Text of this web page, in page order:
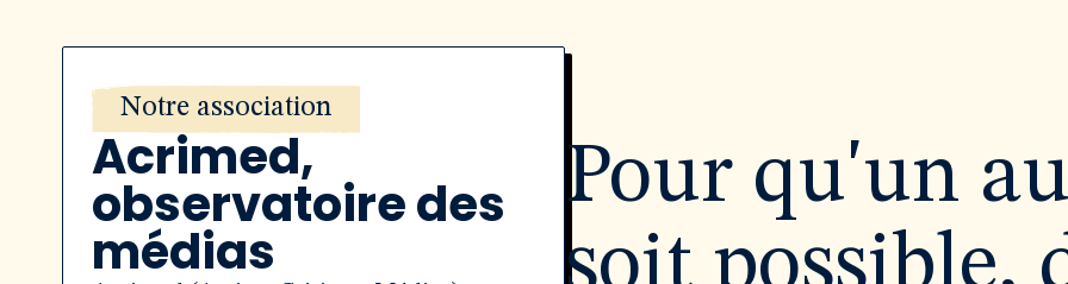
Notre association
Acrimed,
observatoire des
médias
Pour qu'un